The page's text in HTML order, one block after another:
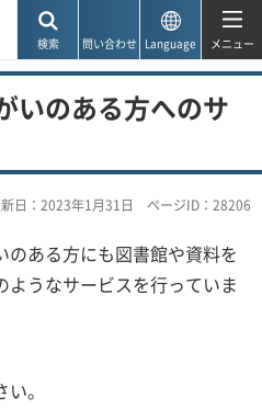
検索 問い合わせ Language メニュー
いのある方へのサ
日：2023年1月31日 ページID：28206
ある方にも図書館や資料を
ようなサービスを行っていま
。